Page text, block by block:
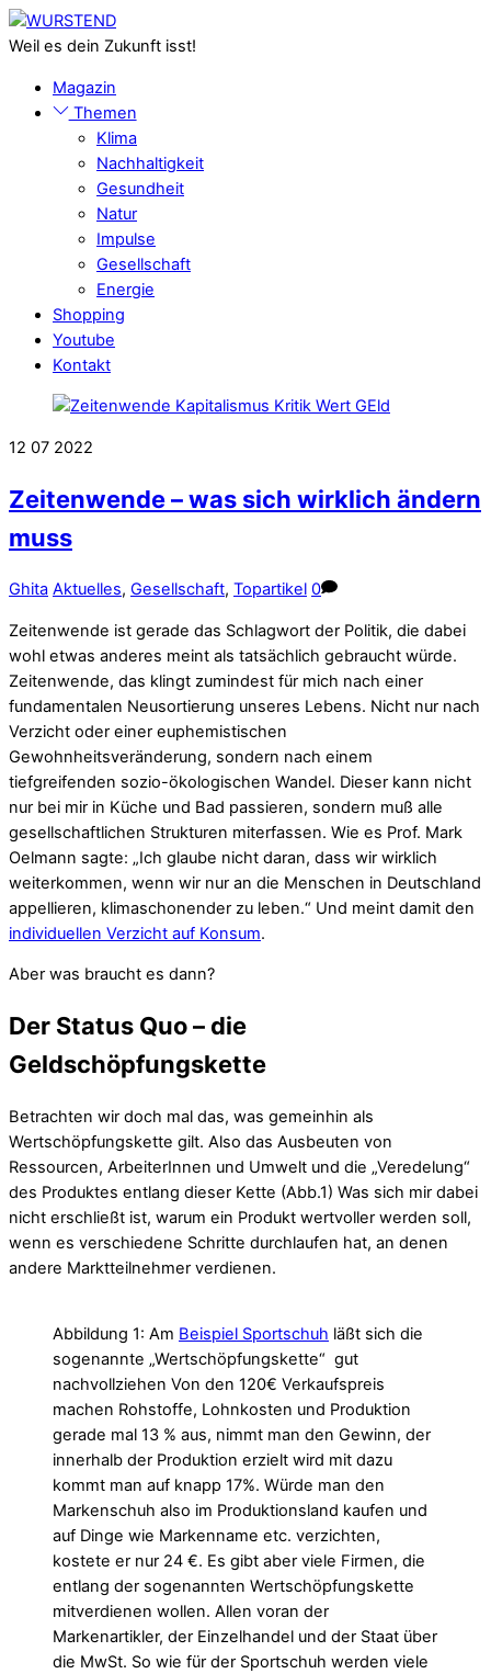
Skip
to
Menu
Weil es dein Zukunft isst!
Magazin
Themen
Klima
Nachhaltigkeit
Gesundheit
Natur
Impulse
Gesellschaft
Energie
Shopping
Youtube
Kontakt
12 07 2022
Zeitenwende – was sich wirklich ändern
muss
Ghita Aktuelles, Gesellschaft, Topartikel 0
Zeitenwende ist gerade das Schlagwort der Politik, die dabei
wohl etwas anderes meint als tatsächlich gebraucht würde.
Zeitenwende, das klingt zumindest für mich nach einer
fundamentalen Neusortierung unseres Lebens. Nicht nur nach
Verzicht oder einer euphemistischen
Gewohnheitsveränderung, sondern nach einem
tiefgreifenden sozio-ökologischen Wandel. Dieser kann nicht
nur bei mir in Küche und Bad passieren, sondern muß alle
gesellschaftlichen Strukturen miterfassen. Wie es Prof. Mark
Oelmann sagte: „Ich glaube nicht daran, dass wir wirklich
weiterkommen, wenn wir nur an die Menschen in Deutschland
appellieren, klimaschonender zu leben.“ Und meint damit den
individuellen Verzicht auf Konsum.
Aber was braucht es dann?
Der Status Quo – die
Geldschöpfungskette
Betrachten wir doch mal das, was gemeinhin als
Wertschöpfungskette gilt. Also das Ausbeuten von
Ressourcen, ArbeiterInnen und Umwelt und die „Veredelung“
des Produktes entlang dieser Kette (Abb.1) Was sich mir dabei
nicht erschließt ist, warum ein Produkt wertvoller werden soll,
wenn es verschiedene Schritte durchlaufen hat, an denen
andere Marktteilnehmer verdienen.
Abbildung 1: Am Beispiel Sportschuh läßt sich die
sogenannte „Wertschöpfungskette“ gut
nachvollziehen Von den 120€ Verkaufspreis
machen Rohstoffe, Lohnkosten und Produktion
gerade mal 13 % aus, nimmt man den Gewinn, der
innerhalb der Produktion erzielt wird mit dazu
kommt man auf knapp 17%. Würde man den
Markenschuh also im Produktionsland kaufen und
auf Dinge wie Markenname etc. verzichten,
kostete er nur 24 €. Es gibt aber viele Firmen, die
entlang der sogenannten Wertschöpfungskette
mitverdienen wollen. Allen voran der
Markenartikler, der Einzelhandel und der Staat über
die MwSt. So wie für der Sportschuh werden viele